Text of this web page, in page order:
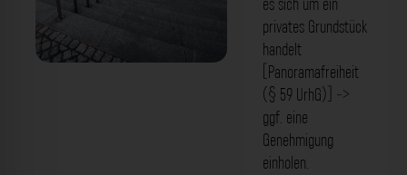
privates Grundstück
handelt
[Panoramafreiheit
(§ 59 UrhG)] ->
ggf. eine
Genehmigung
einholen.